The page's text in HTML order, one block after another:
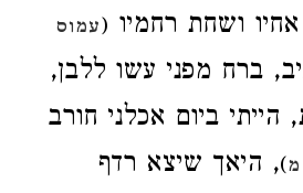
ושחת רחמיו (עמוס
ברח מפני עשו ללבן,
ביום אכלני חורב
), היאך שיצא רדף